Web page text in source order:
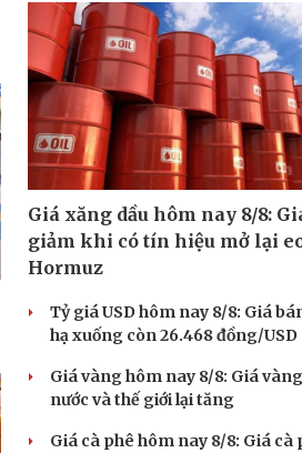
Giá xăng dầu hôm nay 8/8:
giảm khi có tín hiệu mở lại
Hormuz
Tỷ giá USD hôm nay 8/8: Giá
hạ xuống còn 26.468 đồng/USD
Giá vàng hôm nay 8/8: Giá
nước và thế giới lại tăng
Giá cà phê hôm nay 8/8: Giá cà